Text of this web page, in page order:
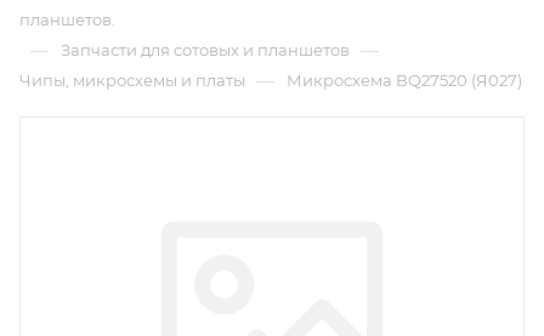
планшетов.
— Запчасти для сотовых и планшетов —
Чипы, микросхемы и платы — Микросхема BQ27520 (Я027)